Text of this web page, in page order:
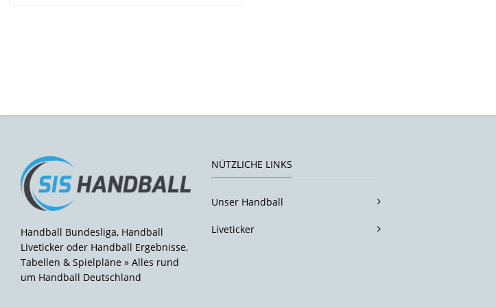
Handball Bundesliga, Handball
Liveticker oder Handball Ergebnisse,
Tabellen & Spielpläne » Alles rund
um Handball Deutschland
NÜTZLICHE LINKS
Unser Handball
Liveticker